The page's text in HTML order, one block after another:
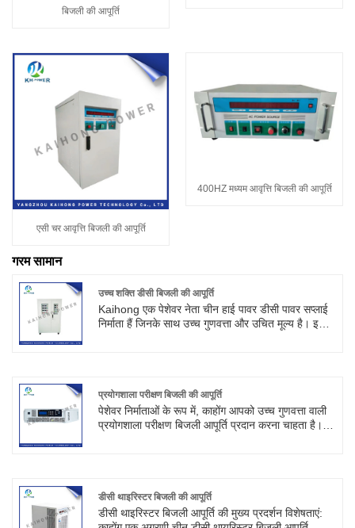
बिजली की आपूर्ति
एसी चर आवृत्ति बिजली की आपूर्ति
400HZ मध्यम आवृत्ति बिजली की आपूर्ति
गरम सामान
उच्च शक्ति डीसी बिजली की आपूर्ति
Kaihong एक पेशेवर नेता चीन हाई पावर डीसी पावर सप्लाई
निर्माता हैं जिनके साथ उच्च गुणवत्ता और उचित मूल्य है। इसमें
प्रयोगशाला परीक्षण बिजली की आपूर्ति
पेशेवर निर्माताओं के रूप में, काहोंग आपको उच्च गुणवत्ता वाली
प्रयोगशाला परीक्षण बिजली आपूर्ति प्रदान करना चाहता है।
डीसी थाइरिस्टर बिजली की आपूर्ति
डीसी थाइरिस्टर बिजली आपूर्ति की मुख्य प्रदर्शन विशेषताएं: